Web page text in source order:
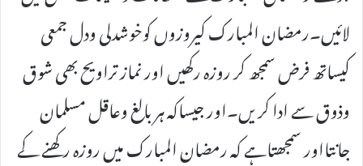
لائیں۔رمضان المبارک کیروزوں کوخوشدلی ودل جمعی
کیساتھ فرض سمجھ کر روزہ رکھیں اور نماز تراویح بھی شوق
وذوق سے ادا کریں۔اور جیساکہ ہر بالغ وعاقل مسلمان
جانتااور سمجھتاہے کہ رمضان المبارک میں روزہ رکھنے کے